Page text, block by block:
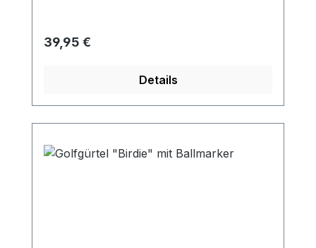
in der Kategorie "Ballmarker"!
Regulärer Preis:
39,95 €
Details